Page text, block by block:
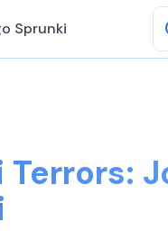
Sprunki